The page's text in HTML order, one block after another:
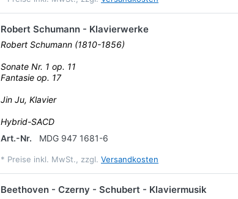
Robert Schumann - Klavierwerke
Robert Schumann (1810-1856)
Sonate Nr. 1 op. 11
Fantasie op. 17
Jin Ju, Klavier
Hybrid-SACD
Art.-Nr.
MDG 947 1681-6
* Preise inkl. MwSt., zzgl. Versandkosten
Beethoven - Czerny - Schubert - Klaviermusik